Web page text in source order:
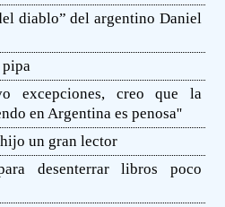
diablo” del argentino Daniel
pipa
excepciones, creo que la
en Argentina es penosa''
un gran lector
desenterrar libros poco